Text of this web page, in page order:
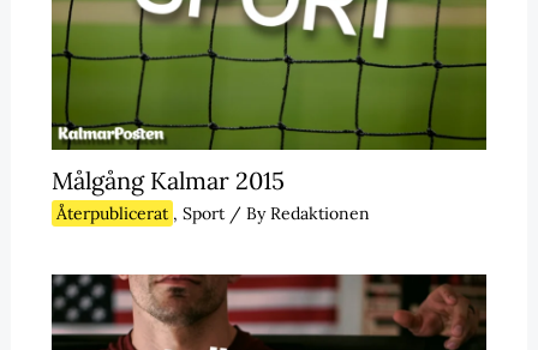
Målgång Kalmar 2015
Återpublicerat , Sport/ ByRedaktionen